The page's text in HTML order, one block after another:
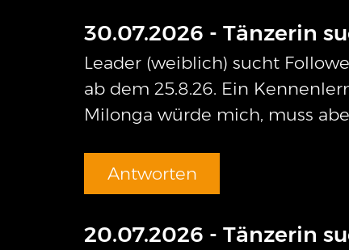
30.07.2026 - Tänzerin
Leader (weiblich) sucht
ab dem 25.8.26. Ein
Milonga würde mich, muss
Antworten
20.07.2026 - Tänzerin